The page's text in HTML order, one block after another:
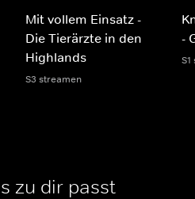
Mit vollem Einsatz -
Die Tierärzte in den
Highlands
S3 streamen
-
zu dir passt